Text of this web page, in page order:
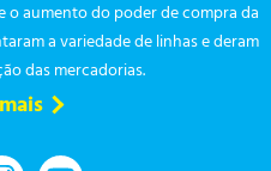
aumento do poder de compra da
a variedade de linhas e deram
das mercadorias.